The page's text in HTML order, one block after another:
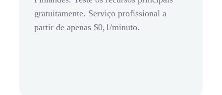
gratuitamente. Serviço profissional a
partir de apenas $0,1/minuto.